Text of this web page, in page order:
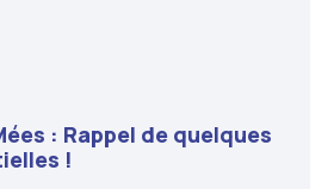
: Rappel de quelques
!